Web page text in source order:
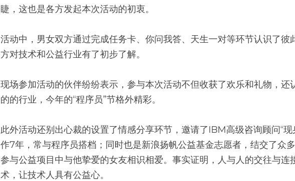
睫，这也是各方发起本次活动的初衷。
活动中，男女双方通过完成任务卡、你问我答、天生一对等环节认识了彼
方对技术和公益行业有了初步了解。
现场参加活动的伙伴纷纷表示，参与本次活动不但收获了欢乐和礼物，还
的的行业，今年的“程序员”节格外精彩。
此外活动还别出心裁的设置了情感分享环节，邀请了IBM高级咨询顾问“现
作7年，常与程序员搭档；同时也是新浪扬帆公益基金志愿者，结交了众
参与公益项目中与他挚爱的女友相识相爱。事实证明，人与人的交往与连
术，让技术人具有公益心。